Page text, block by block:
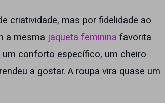
criatividade, mas por fidelidade ao
a mesma jaqueta feminina favorita
um conforto específico, um cheiro
a gostar. A roupa vira quase um